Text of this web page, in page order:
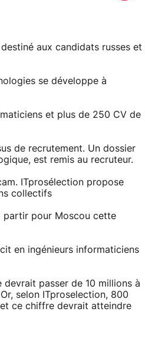
aux candidats russes et
se développe à
et plus de 250 CV de
de recrutement. Un dossier
est remis au recruteur.
ITprosélection propose
collectifs
partir pour Moscou cette
en ingénieurs informaticiens
devrait passer de 10 millions à
selon ITproselection, 800
ce chiffre devrait atteindre